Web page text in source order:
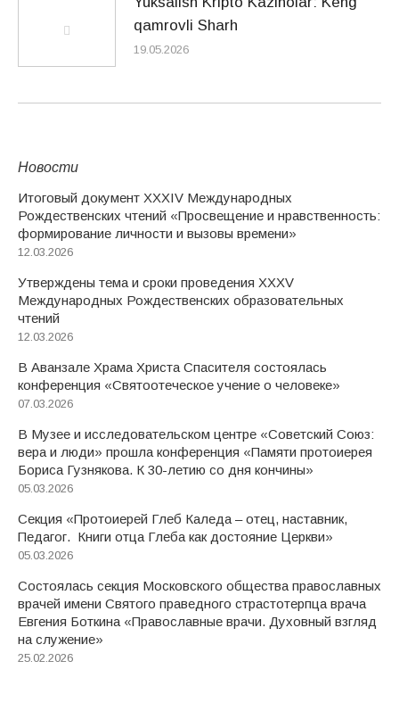
qamrovli Sharh
19.05.2026
Новости
Итоговый документ XXХIV Международных
Рождественских чтений «Просвещение и нравственность:
формирование личности и вызовы времени»
12.03.2026
Утверждены тема и сроки проведения XXXV
Международных Рождественских образовательных
чтений
12.03.2026
В Аванзале Храма Христа Спасителя состоялась
конференция «Святоотеческое учение о человеке»
07.03.2026
В Музее и исследовательском центре «Советский Союз:
вера и люди» прошла конференция «Памяти протоиерея
Бориса Гузнякова. К 30-летию со дня кончины»
05.03.2026
Секция «Протоиерей Глеб Каледа – отец, наставник,
Педагог. Книги отца Глеба как достояние Церкви»
05.03.2026
Состоялась секция Московского общества православных
врачей имени Святого праведного страстотерпца врача
Евгения Боткина «Православные врачи. Духовный взгляд
на служение»
25.02.2026